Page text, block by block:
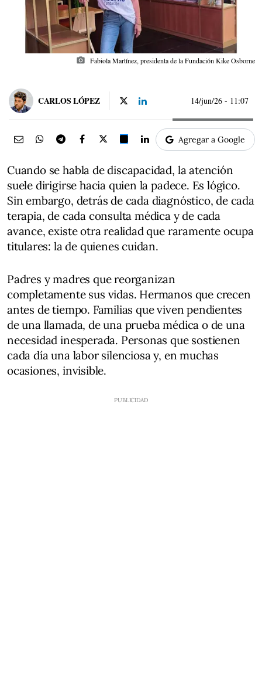
photo_camera Fabiola Martínez, presidenta de la Fundación Kike Osborne
CARLOS LÓPEZ 14/jun/26 - 11:07
Agregar a Google
Cuando se habla de discapacidad, la atención
suele dirigirse hacia quien la padece. Es lógico.
Sin embargo, detrás de cada diagnóstico, de cada
terapia, de cada consulta médica y de cada
avance, existe otra realidad que raramente ocupa
titulares: la de quienes cuidan.
Padres y madres que reorganizan
completamente sus vidas. Hermanos que crecen
antes de tiempo. Familias que viven pendientes
de una llamada, de una prueba médica o de una
necesidad inesperada. Personas que sostienen
cada día una labor silenciosa y, en muchas
ocasiones, invisible.